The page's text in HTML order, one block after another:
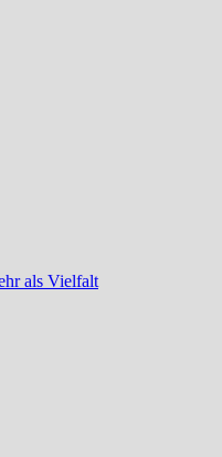
als Vielfalt